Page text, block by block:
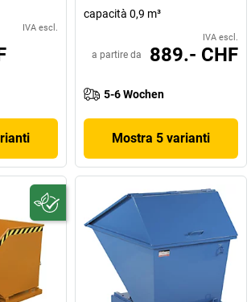
IVA escl.
capacità 0,9 m³
IVA escl.
a partire da 889.- CHF
5-6 Wochen
Mostra 5 varianti